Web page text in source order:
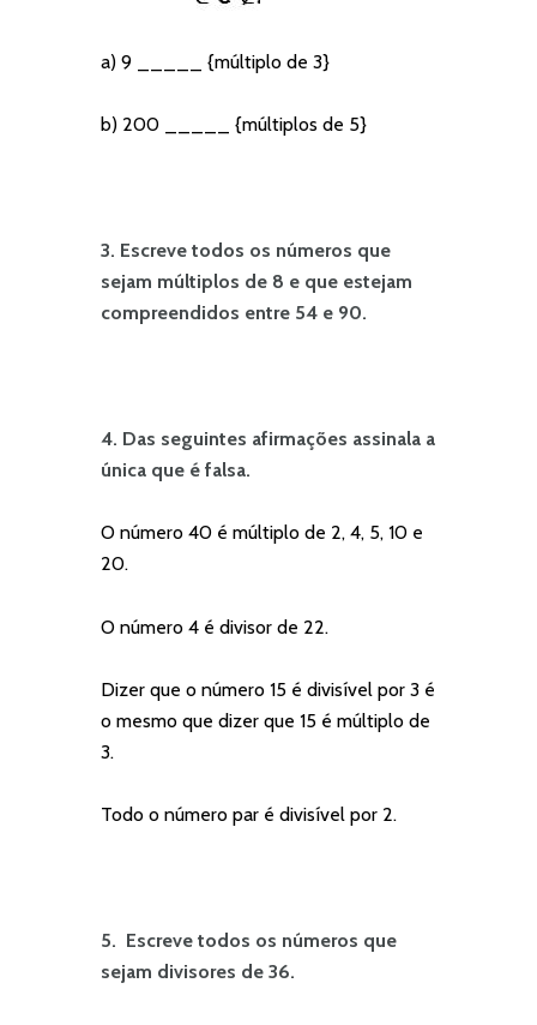
a) 9 _____ {múltiplo de 3}
b) 200 _____ {múltiplos de 5}
3. Escreve todos os números que
sejam múltiplos de 8 e que estejam
compreendidos entre 54 e 90.
4. Das seguintes afirmações assinala a
única que é falsa.
O número 40 é múltiplo de 2, 4, 5, 10 e
20.
O número 4 é divisor de 22.
Dizer que o número 15 é divisível por 3 é
o mesmo que dizer que 15 é múltiplo de
3.
Todo o número par é divisível por 2.
5. Escreve todos os números que
sejam divisores de 36.